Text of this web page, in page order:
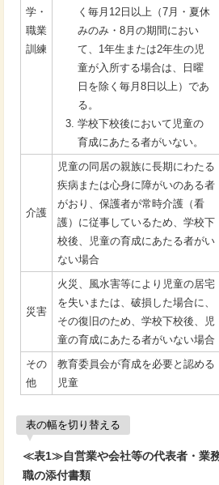
学・
職業
訓練
く毎月12日以上（7月・夏休
みのみ・8月の期間におい
て、1年生または2年生の児
童が入所する場合は、日曜
日を除く毎月8日以上）であ
る。
学校下校後において児童の
育成にあたる者がいない。
介護
児童の同居の親族に長期にわたる
疾病または心身に障がいのある者
がおり、保護者が常時介護（看
護）に従事しているため、学校下
校後、児童の育成にあたる者がい
ない場合
災害
火災、風水害等により児童の居宅
を失いまたは、破損した場合に、
その復旧のため、学校下校後、児
童の育成にあたる者がいない場合
その
他
教育委員会が育成を必要と認める
児童
表の幅を切り替える
≪表1≫自営業や会社等の代表者・業
職の添付書類